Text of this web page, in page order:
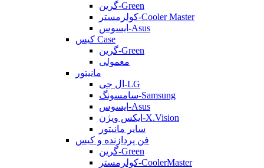
گرین-Green
کولرمستر-Cooler Master
ایسوس-Asus
کیس Case
گرین-Green
معمولی
مانیتور
ال جی-LG
سامسونگ-Samsung
ایسوس-Asus
ایکس ویژن-X.Vision
سایر مانیتور
فن پردازنده و کیس
گرین-Green
کولرمستر-CoolerMaster